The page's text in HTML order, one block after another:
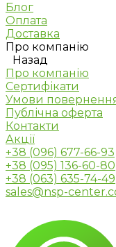
Блог
Оплата
Доставка
Про компанію
Назад
Про компанію
Сертифікати
Умови
Публічна оферта
Контакти
Акції
+38 (096) 677-66-93
+38 (095) 136-60-80
+38 (063) 635-74-49
sales@nsp-